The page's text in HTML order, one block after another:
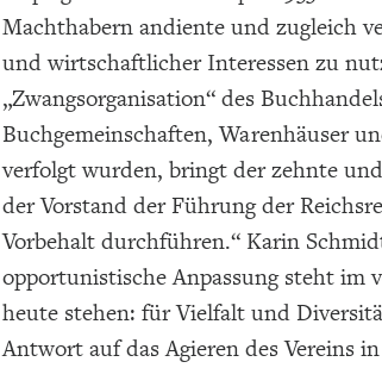
Machthabern andiente und zugleich
und wirtschaftlicher Interessen zu
„Zwangsorganisation“ des
Buchgemeinschaften, Warenhäuser
verfolgt wurden, bringt der zehnte
der Vorstand der Führung der
Vorbehalt durchführen.“ Karin
opportunistische Anpassung steht im
heute stehen: für Vielfalt und
Antwort auf das Agieren des Vereins